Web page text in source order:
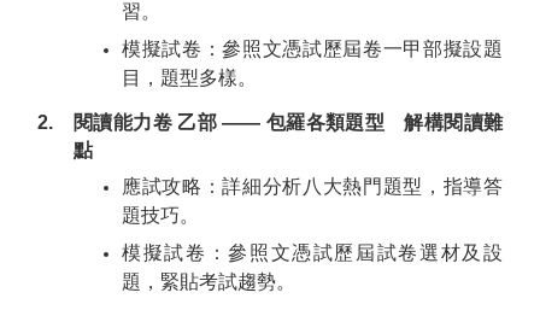
習。
模擬試卷：參照文憑試歷屆卷一甲部擬設題
目，題型多樣。
2.
閱讀能力卷 乙部 —— 包羅各類題型 解構閱讀難
點
應試攻略：詳細分析八大熱門題型，指導答
題技巧。
模擬試卷：參照文憑試歷屆試卷選材及設
題，緊貼考試趨勢。